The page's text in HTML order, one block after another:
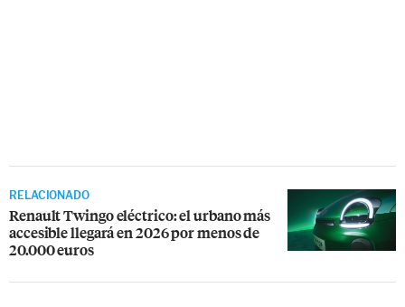
RELACIONADO
Renault Twingo eléctrico: el urbano más
accesible llegará en 2026 por menos de
20.000 euros